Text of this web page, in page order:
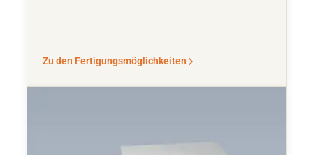
Zu den Fertigungsmöglichkeiten